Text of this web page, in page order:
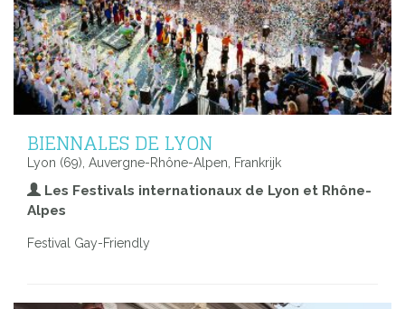
BIENNALES DE LYON
Lyon (69), Auvergne-Rhône-Alpen, Frankrijk
Les Festivals internationaux de Lyon et Rhône-
Alpes
Festival Gay-Friendly